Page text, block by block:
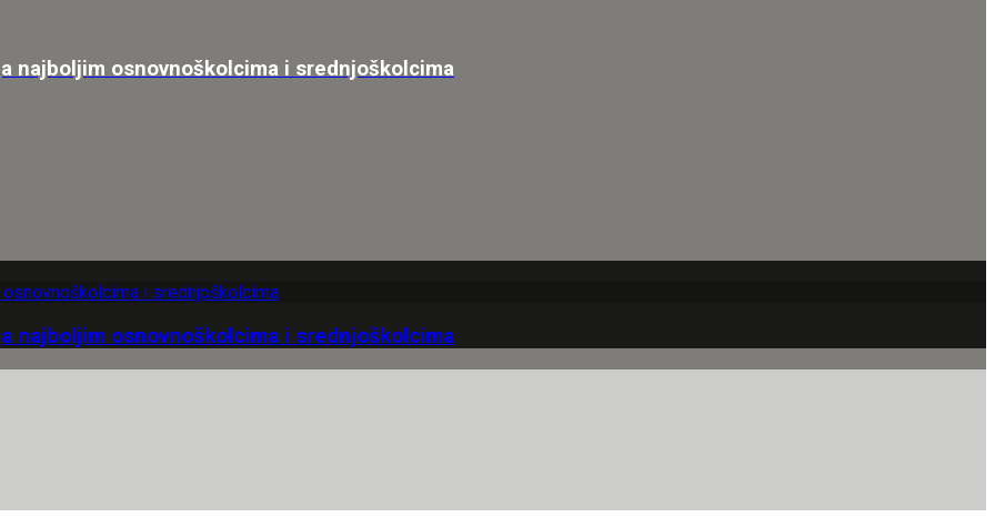
najboljim osnovnoškolcima i srednjoškolcima
najboljim osnovnoškolcima i srednjoškolcima